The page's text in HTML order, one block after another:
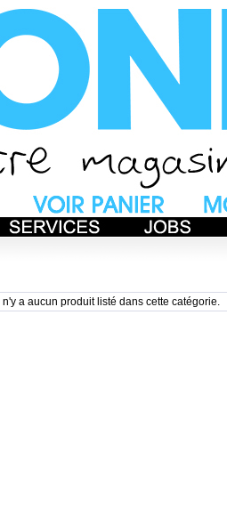
Il n'y a aucun produit listé dans cette catégorie.